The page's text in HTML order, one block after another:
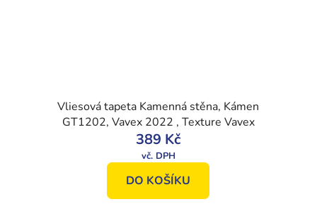
Vliesová tapeta Kamenná stěna, Kámen
GT1202, Vavex 2022 , Texture Vavex
389 Kč
DO KOŠÍKU